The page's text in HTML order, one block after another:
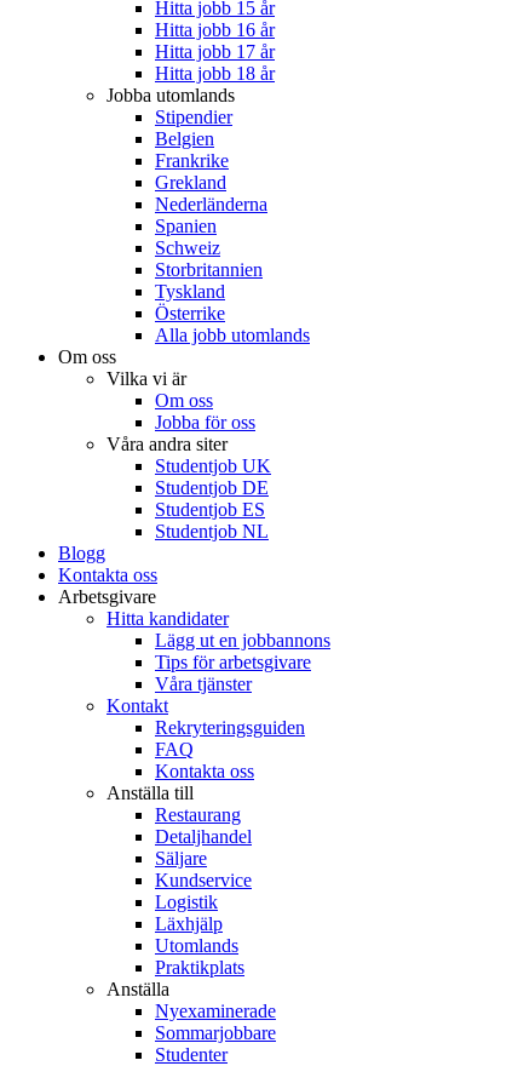
Hitta jobb 15 år
Hitta jobb 16 år
Hitta jobb 17 år
Hitta jobb 18 år
Jobba utomlands
Stipendier
Belgien
Frankrike
Grekland
Nederländerna
Spanien
Schweiz
Storbritannien
Tyskland
Österrike
Alla jobb utomlands
Om oss
Vilka vi är
Om oss
Jobba för oss
Våra andra siter
Studentjob UK
Studentjob DE
Studentjob ES
Studentjob NL
Blogg
Kontakta oss
Arbetsgivare
Hitta kandidater
Lägg ut en jobbannons
Tips för arbetsgivare
Våra tjänster
Kontakt
Rekryteringsguiden
FAQ
Kontakta oss
Anställa till
Restaurang
Detaljhandel
Säljare
Kundservice
Logistik
Läxhjälp
Utomlands
Praktikplats
Anställa
Nyexaminerade
Sommarjobbare
Studenter